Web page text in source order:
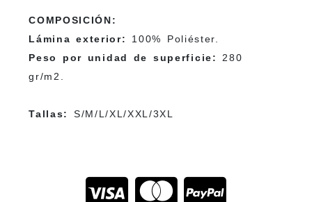
COMPOSICIÓN:
Lámina exterior:
100% Poliéster.
Peso por unidad de superficie:
280
gr/m2.
Tallas: S/M/L/XL/XXL/3XL